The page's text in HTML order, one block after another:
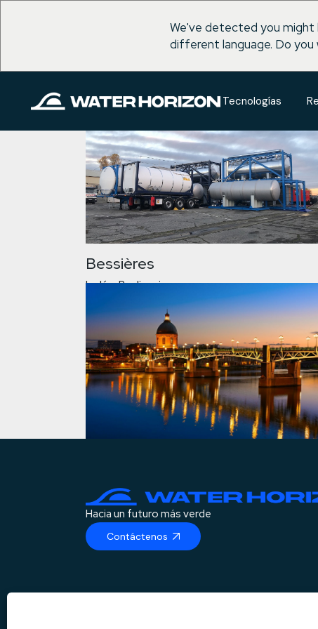
We've detected you might
different language. Do
Saltar
contenido Tecnologías
Bessières
Inglés Realizaciones
Francés
Hacia un futuro más verde
Contáctenos